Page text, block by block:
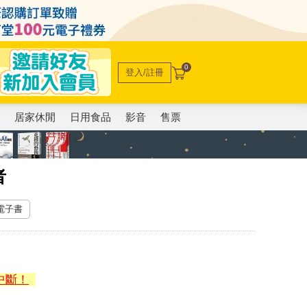
登入/註冊 0
居家休閒 日用食品 影音 售票
子書
！